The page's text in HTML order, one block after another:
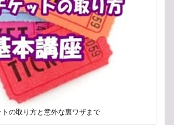
トの取り方と意外な裏ワザまで